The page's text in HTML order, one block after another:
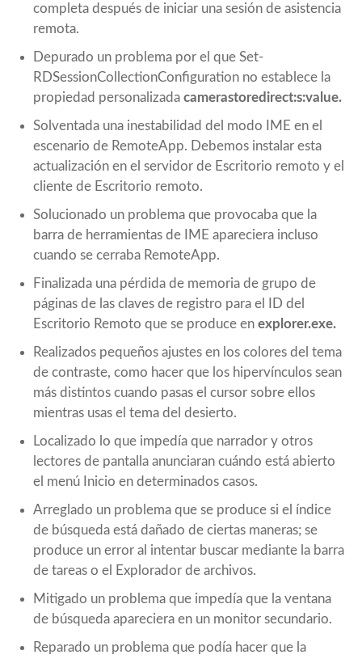
completa después de iniciar una sesión de asistencia
remota.
Depurado un problema por el que Set-
RDSessionCollectionConfiguration no establece la
propiedad personalizada camerastoredirect:s:value.
Solventada una inestabilidad del modo IME en el
escenario de RemoteApp. Debemos instalar esta
actualización en el servidor de Escritorio remoto y el
cliente de Escritorio remoto.
Solucionado un problema que provocaba que la
barra de herramientas de IME apareciera incluso
cuando se cerraba RemoteApp.
Finalizada una pérdida de memoria de grupo de
páginas de las claves de registro para el ID del
Escritorio Remoto que se produce en explorer.exe.
Realizados pequeños ajustes en los colores del tema
de contraste, como hacer que los hipervínculos sean
más distintos cuando pasas el cursor sobre ellos
mientras usas el tema del desierto.
Localizado lo que impedía que narrador y otros
lectores de pantalla anunciaran cuándo está abierto
el menú Inicio en determinados casos.
Arreglado un problema que se produce si el índice
de búsqueda está dañado de ciertas maneras; se
produce un error al intentar buscar mediante la barra
de tareas o el Explorador de archivos.
Mitigado un problema que impedía que la ventana
de búsqueda apareciera en un monitor secundario.
Reparado un problema que podía hacer que la